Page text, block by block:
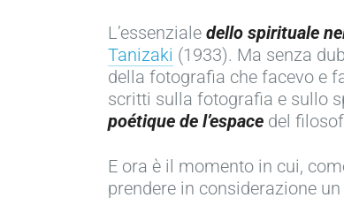
L’essenziale dello spirituale
Tanizaki (1933). Ma senza
della fotografia che facevo e
scritti sulla fotografia e sullo
poétique de l’espace del
E ora è il momento in cui,
prendere in considerazione